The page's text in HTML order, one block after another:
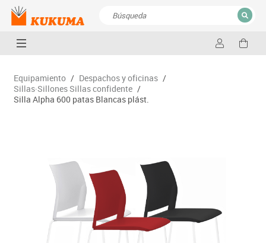
CERRAR
Equipamiento / Despachos y oficinas /
Sillas·Sillones Sillas confidente /
Silla Alpha 600 patas Blancas plást.